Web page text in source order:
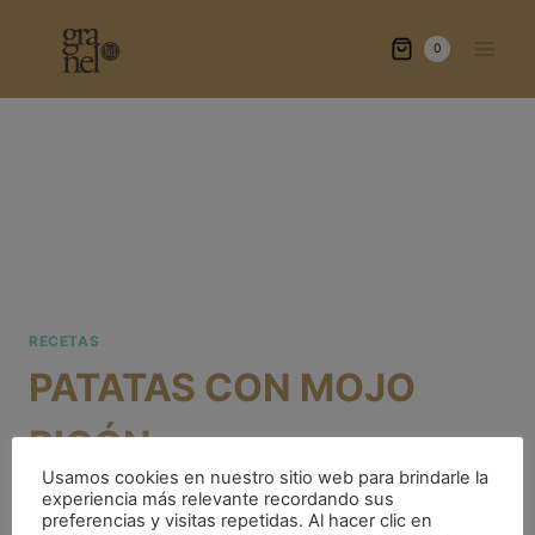
contenido
0
RECETAS
PATATAS CON MOJO
PICÓN
Publicada elfebrero 25, 2022
Usamos cookies en nuestro sitio web para brindarle la
experiencia más relevante recordando sus
preferencias y visitas repetidas. Al hacer clic en